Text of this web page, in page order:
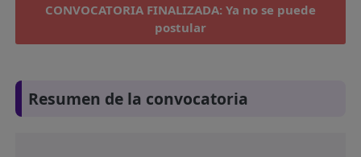
CONVOCATORIA FINALIZADA: Ya no se puede
postular
Resumen de la convocatoria